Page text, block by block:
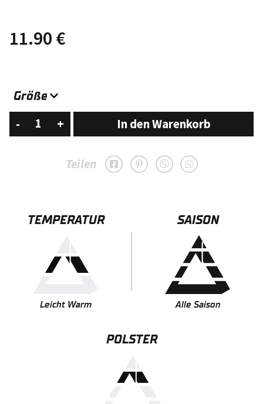
11.90 €
Urban
Explorer
- + In den Warenkorb
Teilen
TEMPERATUR
Leicht Warm
SAISON
Alle Saison
POLSTER